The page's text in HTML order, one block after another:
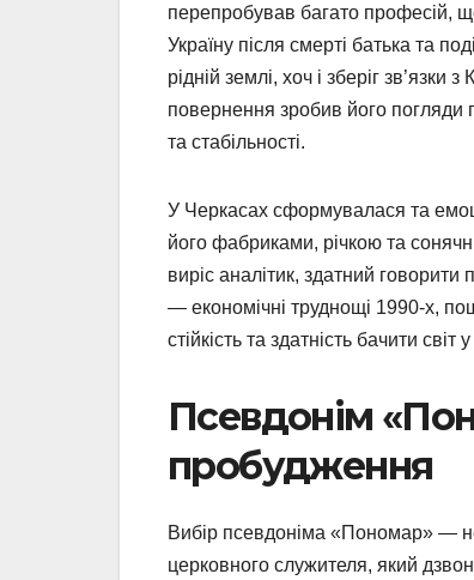
перепробував багато професій,
Україну після смерті батька та
рідній землі, хоч і зберіг
повернення зробив його
та стабільності.
У Черкасах сформувалася та
його фабриками, річкою та
виріс аналітик, здатний
— економічні труднощі 1990-х,
стійкість та здатність бачити
Псевдонім
пробудження
Вибір псевдоніма «Пономар» —
церковного служителя, який